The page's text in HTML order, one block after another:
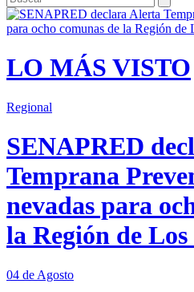
LO MÁS VISTO
Regional
SENAPRED
Temprana
nevadas para
la Región de Los
04 de Agosto